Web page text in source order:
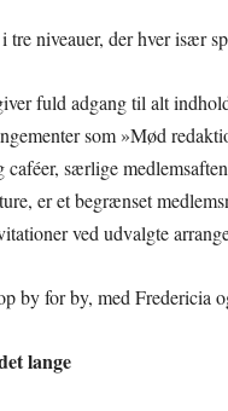
tre niveauer, der hver især
fuld adgang til alt
som »Mød
caféer, særlige
er et begrænset
ved udvalgte
by for by, med Fredericia
lange